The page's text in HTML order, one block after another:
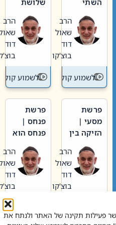
פעילות תקינה של האתר ולנתח את
וערב של
חיינו
הרב
שאול
דוד
בוצ'קו
לשמוע קול תורה – מדרש
האבות
הרב
שאול
דוד
בוצ'קו
לשמוע קול
פרשת
מסעי |
הזיקה בין
הגדול לעם הרב
שאול
דוד
בוצ'קו
לשמוע קול תורה – מדרש
פרשת
פנחס |
פנחס הוא
אליהו: בין
קנאות
הורסת
לקנאות
בונה
הרב
שאול
דוד
בוצ'קו
לשמוע קול